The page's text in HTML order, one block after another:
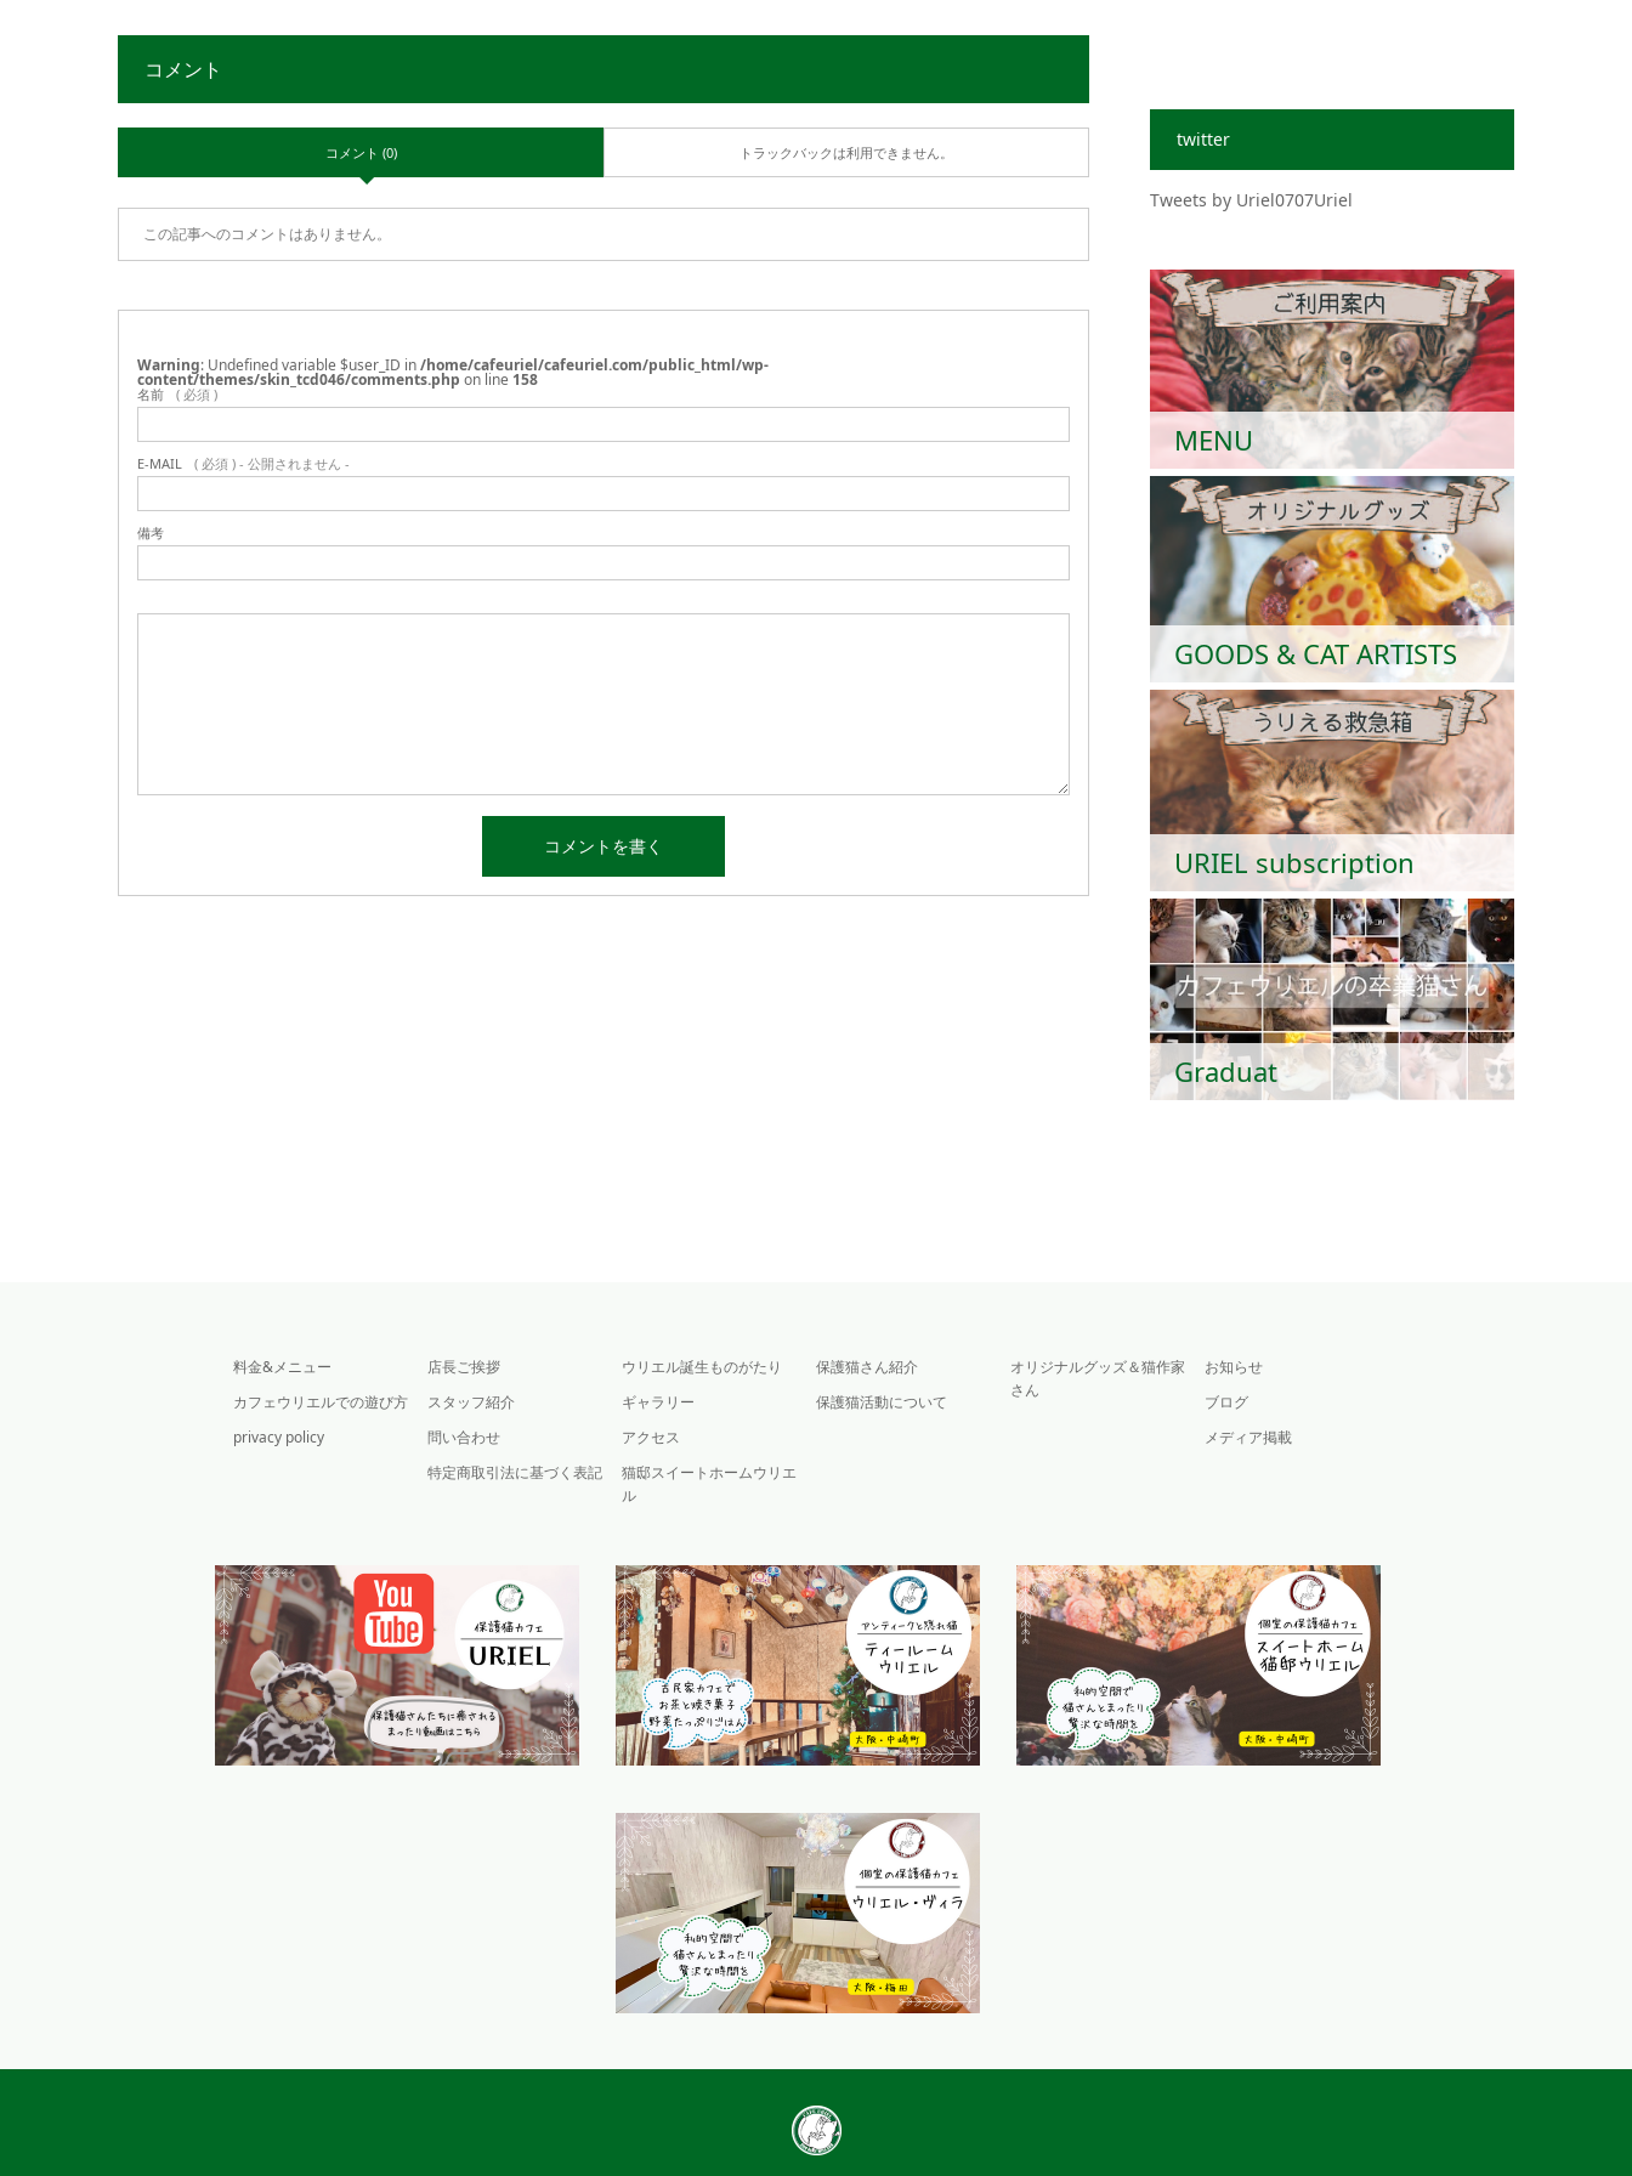
コメント
コメント (0) トラックバックは利用できません。
この記事へのコメントはありません。
Warning : Undefined variable $user_ID in/home/cafeuriel/cafeuriel.com/public_html/wp-
content/themes/skin_tcd046/comments.php on line 158
名前 ( 必須 )
E-MAIL ( 必須 ) - 公開されません -
備考
twitter
Tweets by Uriel0707Uriel
MENU
GOODS & CAT ARTISTS
URIEL subscription
Graduat
料金&メニュー
カフェウリエルでの遊び方
privacy policy
店長ご挨拶
スタッフ紹介
問い合わせ
特定商取引法に基づく表記
ウリエル誕生ものがたり
ギャラリー
アクセス
猫邸スイートホームウリエ
ル
保護猫さん紹介
保護猫活動について
オリジナルグッズ＆猫作家
さん
お知らせ
ブログ
メディア掲載